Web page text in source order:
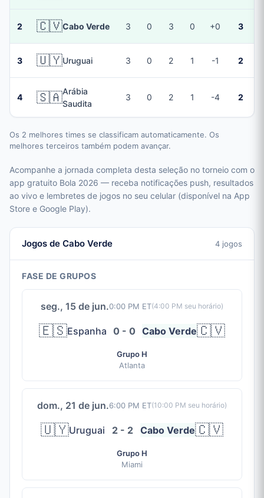
2 🇨🇻Cabo Verde 3 0 3 0 +0 3
3 🇺🇾Uruguai 3 0 2 1 -1 2
4 🇸🇦Arábia
Saudita
3 0 2 1 -4 2
Os 2 melhores times se classificam automaticamente. Os
melhores terceiros também podem avançar.
Acompanhe a jornada completa desta seleção no torneio com o
app gratuito Bola 2026 — receba notificações push, resultados
ao vivo e lembretes de jogos no seu celular (disponível na App
Store e Google Play).
Jogos de Cabo Verde 4 jogos
FASE DE GRUPOS
seg., 15 de jun.0:00 PM ET(4:00 PM seu horário)
🇪🇸Espanha 0 - 0 Cabo Verde🇨🇻
Grupo H
Atlanta
dom., 21 de jun.6:00 PM ET(10:00 PM seu horário)
🇺🇾Uruguai 2 - 2 Cabo Verde🇨🇻
Grupo H
Miami